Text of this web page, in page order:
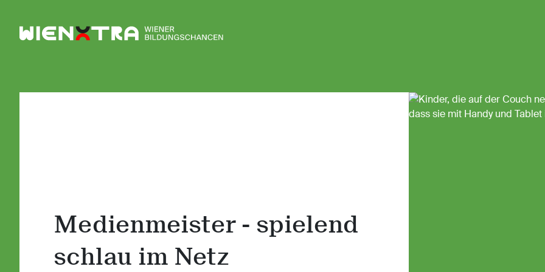
Logo Wiener Bildungschancen
Medienmeister - spielend
schlau im Netz